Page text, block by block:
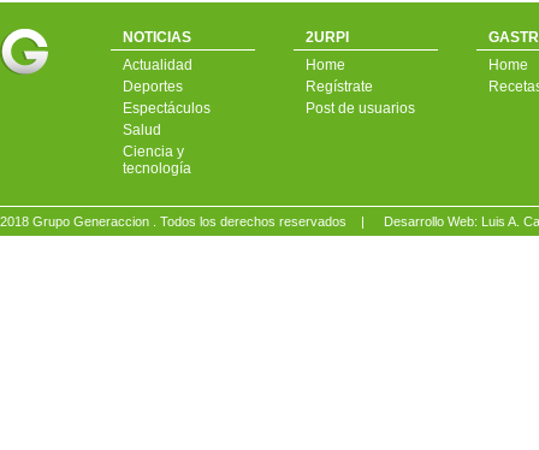
NOTICIAS
Actualidad
Deportes
Espectáculos
Salud
Ciencia y
tecnología
2URPI
Home
Regístrate
Post de usuarios
Home
2018 Grupo Generaccion . Todos los derechos reservados | Desarrollo Web: Luis